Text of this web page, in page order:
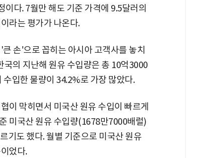
다. 7월만 해도 기준 가격에 9.5달러의
라는 평가가 나온다.
손'으로 꼽히는 아시아 고객사를 놓치
의 지난해 원유 수입량은 총 10억3000
입한 물량이 34.2%로 가장 많았다.
이 막히면서 미국산 원유 수입이 빠르게
미국산 원유 수입량(1678만7000배럴)
기도 했다. 월별 기준으로 미국산 원유
었다.